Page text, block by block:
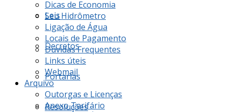
Leis
Decretos
Portarias
Resoluções
Dicas de Economia
Seu Hidrômetro
Ligação de Água
Locais de Pagamento
Dúvidas Frequentes
Links úteis
Webmail
Arquivo
Outorgas e Licenças
Anexo Tarifário